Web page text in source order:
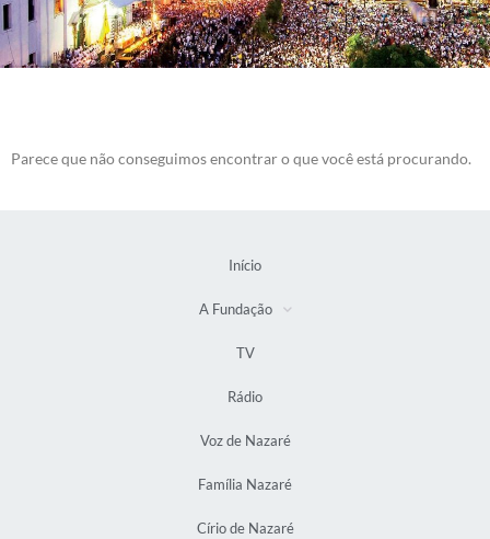
Parece que não conseguimos encontrar o que você está procurando.
Início
A Fundação
TV
Rádio
Voz de Nazaré
Família Nazaré
Círio de Nazaré